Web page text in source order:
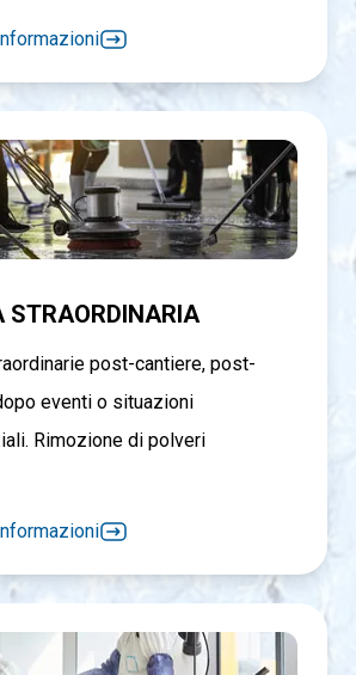
STRAORDINARIA
post-cantiere, post-
eventi o situazioni
Rimozione di polveri